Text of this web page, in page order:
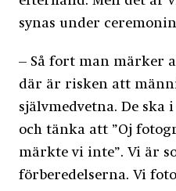
synas under
– Så fort man märker
där är risken att
självmedvetna. De ska
och tänka att ”Oj
märkte vi inte”. Vi är
förberedelserna. Vi